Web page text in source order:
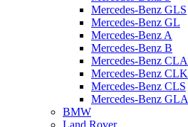
Mercedes-Benz GLS
Mercedes-Benz GL
Mercedes-Benz A
Mercedes-Benz B
Mercedes-Benz CLA
Mercedes-Benz CLK
Mercedes-Benz CLS
Mercedes-Benz GLA
BMW
Land Rover